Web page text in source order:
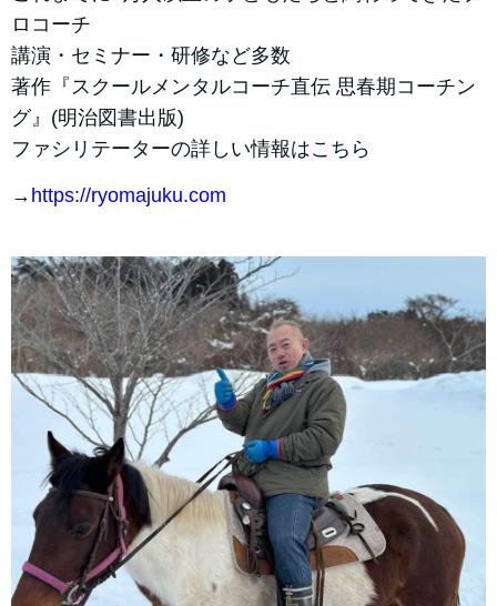
ロコーチ
講演・セミナー・研修など多数
著作『スクールメンタルコーチ直伝 思春期コーチン
グ』(明治図書出版)
ファシリテーターの詳しい情報はこちら
→ https://ryomajuku.com